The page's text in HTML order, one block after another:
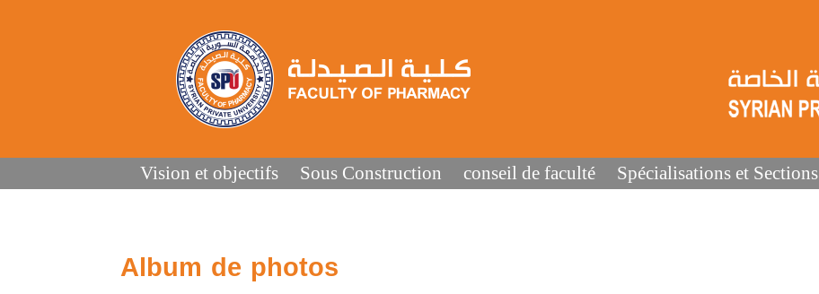
Vision et objectifs Sous Construction conseil de faculté Spécialisations et Sections
Album de photos